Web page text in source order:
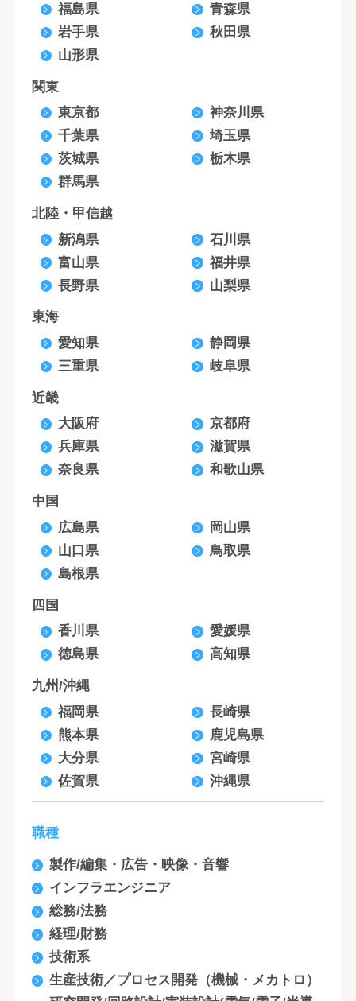
福島県
青森県
岩手県
秋田県
山形県
関東
東京都
神奈川県
千葉県
埼玉県
茨城県
栃木県
群馬県
北陸・甲信越
新潟県
石川県
富山県
福井県
長野県
山梨県
東海
愛知県
静岡県
三重県
岐阜県
近畿
大阪府
京都府
兵庫県
滋賀県
奈良県
和歌山県
中国
広島県
岡山県
山口県
鳥取県
島根県
四国
香川県
愛媛県
徳島県
高知県
九州/沖縄
福岡県
長崎県
熊本県
鹿児島県
大分県
宮崎県
佐賀県
沖縄県
職種
製作/編集・広告・映像・音響
インフラエンジニア
総務/法務
経理/財務
技術系
生産技術／プロセス開発（機械・メカトロ）